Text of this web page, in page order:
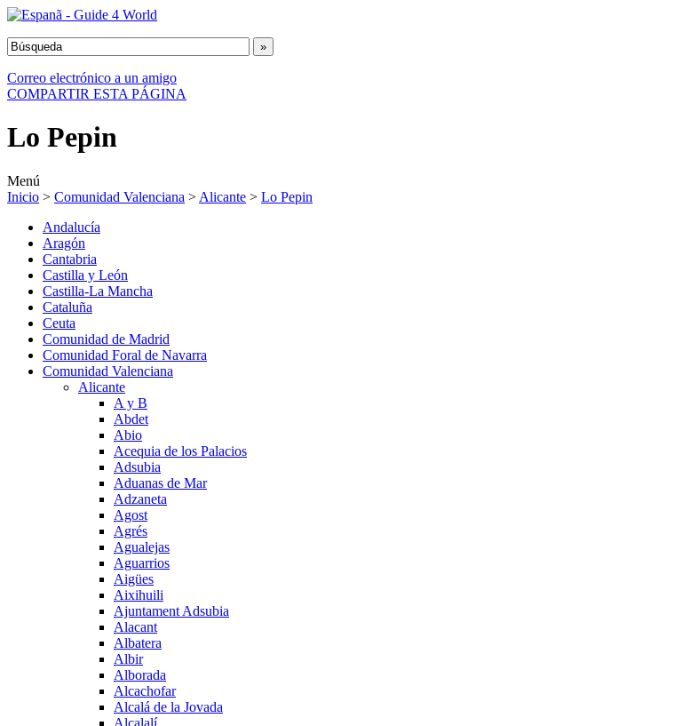
Correo electrónico a un amigo
COMPARTIR ESTA PÁGINA
Lo Pepin
Menú
Inicio > Comunidad Valenciana > Alicante > Lo Pepin
Andalucía
Aragón
Cantabria
Castilla y León
Castilla-La Mancha
Cataluña
Ceuta
Comunidad de Madrid
Comunidad Foral de Navarra
Comunidad Valenciana
Alicante
A y B
Abdet
Abio
Acequia de los Palacios
Adsubia
Aduanas de Mar
Adzaneta
Agost
Agrés
Agualejas
Aguarrios
Aigües
Aixihuili
Ajuntament Adsubia
Alacant
Albatera
Albir
Alborada
Alcachofar
Alcalá de la Jovada
Alcalalí